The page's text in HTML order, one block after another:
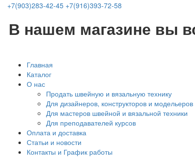
+7(903)283-42-45 +7(916)393-72-58
В нашем магазине вы
Главная
Каталог
О нас
Продать швейную и вязальную технику
Для дизайнеров, конструкторов и модельеров
Для мастеров швейной и вязальной техники
Для преподавателей курсов
Оплата и доставка
Статьи и новости
Контакты и График работы